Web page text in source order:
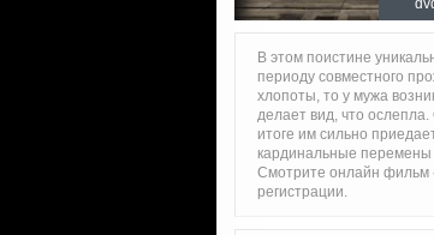
В этом поистине
периоду совместного
хлопоты, то у мужа
делает вид, что
итоге им сильно
кардинальные
Смотрите онлайн фильм
регистрации.